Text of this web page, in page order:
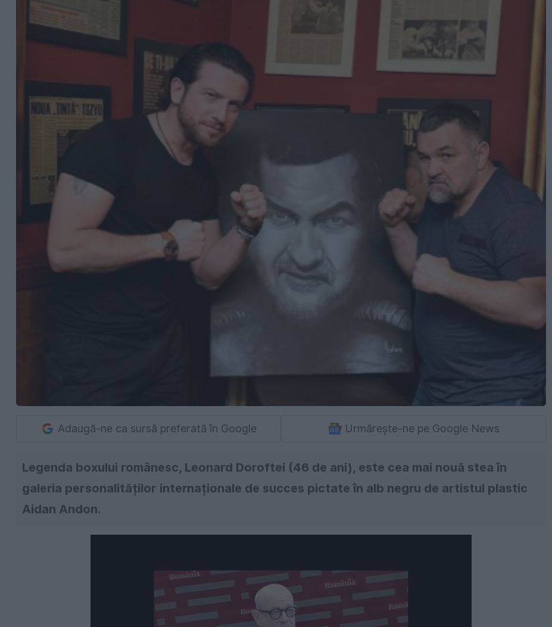
Adaugă-ne ca sursă preferată în Google Urmărește-ne pe Google News
Legenda boxului românesc, Leonard Doroftei (46 de ani), este cea mai nouă stea în
galeria personalităților internaționale de succes pictate în alb negru de artistul plastic
Aidan Andon.